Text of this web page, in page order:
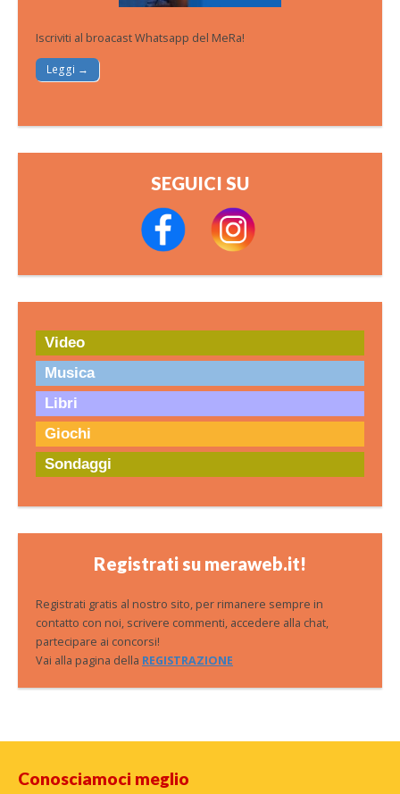
Iscriviti al broacast Whatsapp del MeRa!
Leggi →
SEGUICI SU
Video
Musica
Libri
Giochi
Sondaggi
Registrati su meraweb.it!
Registrati gratis al nostro sito, per rimanere sempre in
contatto con noi, scrivere commenti, accedere alla chat,
partecipare ai concorsi!
Vai alla pagina della REGISTRAZIONE
Conosciamoci meglio